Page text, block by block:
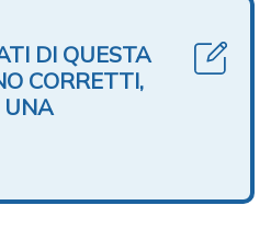
DI QUESTA
CORRETTI,
UNA